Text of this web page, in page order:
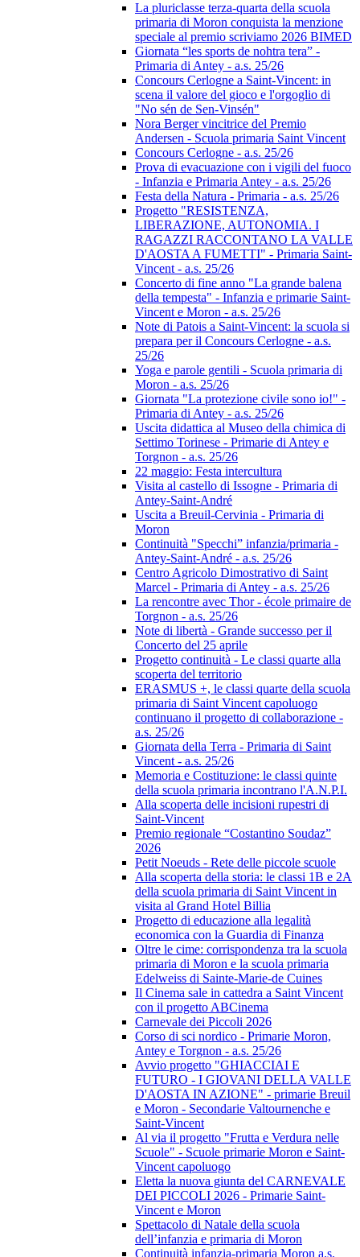
La pluriclasse terza-quarta della scuola
primaria di Moron conquista la menzione
speciale al premio scriviamo 2026 BIMED
Giornata “les sports de nohtra tera” -
Primaria di Antey - a.s. 25/26
Concours Cerlogne a Saint-Vincent: in
scena il valore del gioco e l'orgoglio di
"No sén de Sen-Vinsén"
Nora Berger vincitrice del Premio
Andersen - Scuola primaria Saint Vincent
Concours Cerlogne - a.s. 25/26
Prova di evacuazione con i vigili del fuoco
- Infanzia e Primaria Antey - a.s. 25/26
Festa della Natura - Primaria - a.s. 25/26
Progetto "RESISTENZA,
LIBERAZIONE, AUTONOMIA. I
RAGAZZI RACCONTANO LA VALLE
D'AOSTA A FUMETTI" - Primaria Saint-
Vincent - a.s. 25/26
Concerto di fine anno "La grande balena
della tempesta" - Infanzia e primarie Saint-
Vincent e Moron - a.s. 25/26
Note di Patois a Saint-Vincent: la scuola si
prepara per il Concours Cerlogne - a.s.
25/26
Yoga e parole gentili - Scuola primaria di
Moron - a.s. 25/26
Giornata "La protezione civile sono io!" -
Primaria di Antey - a.s. 25/26
Uscita didattica al Museo della chimica di
Settimo Torinese - Primarie di Antey e
Torgnon - a.s. 25/26
22 maggio: Festa intercultura
Visita al castello di Issogne - Primaria di
Antey-Saint-André
Uscita a Breuil-Cervinia - Primaria di
Moron
Continuità "Specchi” infanzia/primaria -
Antey-Saint-André - a.s. 25/26
Centro Agricolo Dimostrativo di Saint
Marcel - Primaria di Antey - a.s. 25/26
La rencontre avec Thor - école primaire de
Torgnon - a.s. 25/26
Note di libertà - Grande successo per il
Concerto del 25 aprile
Progetto continuità - Le classi quarte alla
scoperta del territorio
ERASMUS +, le classi quarte della scuola
primaria di Saint Vincent capoluogo
continuano il progetto di collaborazione -
a.s. 25/26
Giornata della Terra - Primaria di Saint
Vincent - a.s. 25/26
Memoria e Costituzione: le classi quinte
della scuola primaria incontrano l'A.N.P.I.
Alla scoperta delle incisioni rupestri di
Saint-Vincent
Premio regionale “Costantino Soudaz”
2026
Petit Noeuds - Rete delle piccole scuole
Alla scoperta della storia: le classi 1B e 2A
della scuola primaria di Saint Vincent in
visita al Grand Hotel Billia
Progetto di educazione alla legalità
economica con la Guardia di Finanza
Oltre le cime: corrispondenza tra la scuola
primaria di Moron e la scuola primaria
Edelweiss di Sainte-Marie-de Cuines
Il Cinema sale in cattedra a Saint Vincent
con il progetto ABCinema
Carnevale dei Piccoli 2026
Corso di sci nordico - Primarie Moron,
Antey e Torgnon - a.s. 25/26
Avvio progetto "GHIACCIAI E
FUTURO - I GIOVANI DELLA VALLE
D'AOSTA IN AZIONE" - primarie Breuil
e Moron - Secondarie Valtournenche e
Saint-Vincent
Al via il progetto "Frutta e Verdura nelle
Scuole" - Scuole primarie Moron e Saint-
Vincent capoluogo
Eletta la nuova giunta del CARNEVALE
DEI PICCOLI 2026 - Primarie Saint-
Vincent e Moron
Spettacolo di Natale della scuola
dell’infanzia e primaria di Moron
Continuità infanzia-primaria Moron a.s.